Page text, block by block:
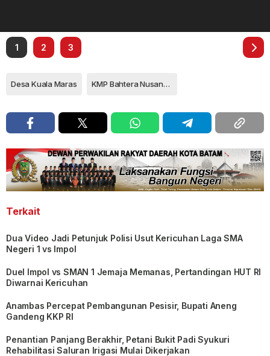
1 2 3
Desa Kuala Maras KMP Bahtera Nusantara 01
Terkait
Dua Video Jadi Petunjuk Polisi Usut Kericuhan Laga SMA
Negeri 1 vs Impol
Duel Impol vs SMAN 1 Jemaja Memanas, Pertandingan HUT RI
Diwarnai Kericuhan
Anambas Percepat Pembangunan Pesisir, Bupati Aneng
Gandeng KKP RI
Penantian Panjang Berakhir, Petani Bukit Padi Syukuri
Rehabilitasi Saluran Irigasi Mulai Dikerjakan